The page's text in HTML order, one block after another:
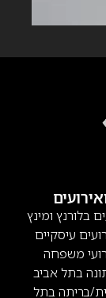
בלורנץ ומינץ
עיסקיים
משפחה
בתל אביב
בריתה בתל